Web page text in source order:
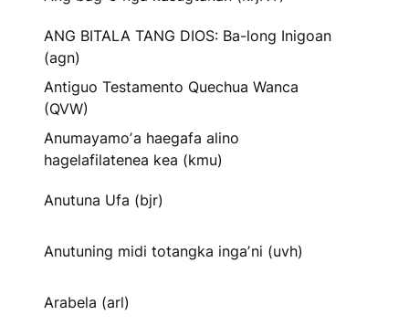
ANG BITALA TANG DIOS: Ba-long Inigoan
(agn)
Antiguo Testamento Quechua Wanca
(QVW)
Anumayamoʼa haegafa alino
hagelafilatenea kea (kmu)
Anutuna Ufa (bjr)
Anutuning midi totangka ingaʼni (uvh)
Arabela (arl)